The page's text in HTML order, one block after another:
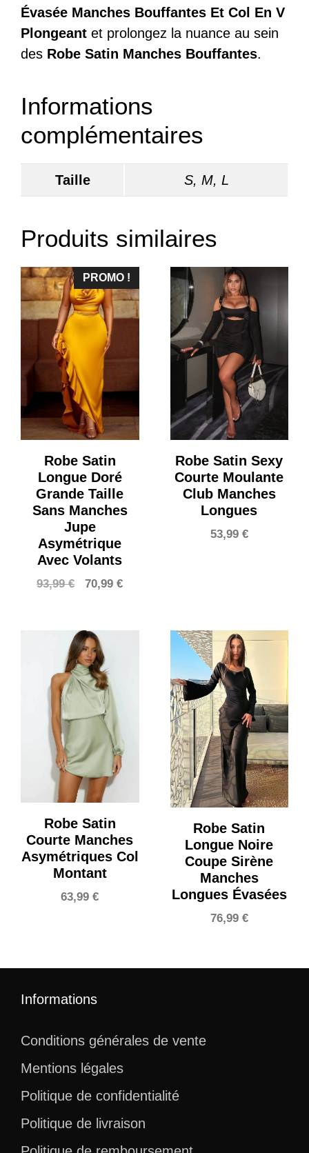
Évasée Manches Bouffantes Et Col En V
Plongeant et prolongez la nuance au sein
des Robe Satin Manches Bouffantes.
Informations
complémentaires
Taille S, M, L
Produits similaires
PROMO !
Robe Satin
Longue Doré
Grande Taille
Sans Manches
Jupe
Asymétrique
Avec Volants
93,99€
Le
était :
93,99 €.
70,99€Le
est :
Robe Satin Sexy
Courte Moulante
Club Manches
Longues
53,99 €
Robe Satin
Courte Manches
Asymétriques Col
Montant
63,99€
Robe Satin
Longue Noire
Coupe Sirène
Manches
Longues Évasées
76,99 €
Informations
Conditions générales de vente
Mentions légales
Politique de confidentialité
Politique de livraison